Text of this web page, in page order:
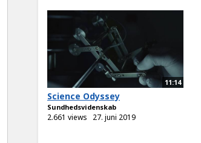
11:14
Science Odyssey
Sundhedsvidenskab
2.661 views 27. juni 2019